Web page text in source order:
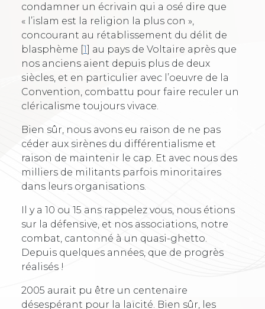
condamner un écrivain qui a osé dire que
« l’islam est la religion la plus con »,
concourant au rétablissement du délit de
blasphème [1] au pays de Voltaire après que
nos anciens aient depuis plus de deux
siècles, et en particulier avec l’oeuvre de la
Convention, combattu pour faire reculer un
cléricalisme toujours vivace.
Bien sûr, nous avons eu raison de ne pas
céder aux sirènes du différentialisme et
raison de maintenir le cap. Et avec nous des
milliers de militants parfois minoritaires
dans leurs organisations.
Il y a 10 ou 15 ans rappelez vous, nous étions
sur la défensive, et nos associations, notre
combat, cantonné à un quasi-ghetto.
Depuis quelques années, que de progrès
réalisés !
2005 aurait pu être un centenaire
désespérant pour la laïcité. Bien sûr, les